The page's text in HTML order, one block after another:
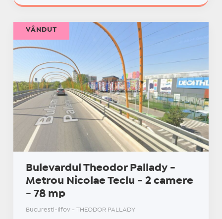
Bulevardul Theodor Pallady -
Metrou Nicolae Teclu - 2 camere
- 78 mp
Bucuresti-Ilfov - THEODOR PALLADY
VÂNDUT